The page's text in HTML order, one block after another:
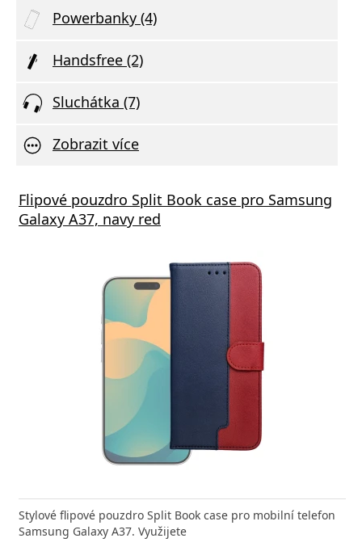
Powerbanky (4)
Handsfree (2)
Sluchátka (7)
Zobrazit více
Flipové pouzdro Split Book case pro Samsung
Galaxy A37, navy red
Stylové flipové pouzdro Split Book case pro mobilní telefon
Samsung Galaxy A37. Využijete